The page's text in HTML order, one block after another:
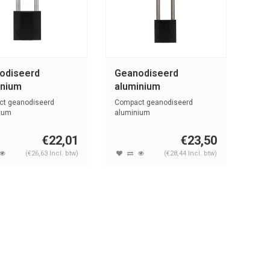
30
geanodiseerd
€22,01
(€26,63 Incl. btw)
Geanodiseerd
aluminium
veiligheidshangslot
zwart 72IB/30HB50
Compact geanodiseerd
aluminium
€23,50
(€28,44 Incl. btw)